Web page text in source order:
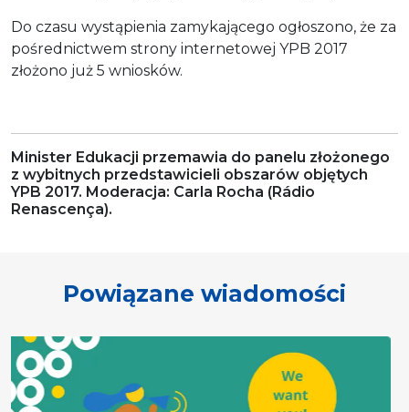
Do czasu wystąpienia zamykającego ogłoszono, że za
pośrednictwem strony internetowej YPB 2017
złożono już 5 wniosków.
Minister Edukacji przemawia do panelu złożonego
z wybitnych przedstawicieli obszarów objętych
YPB 2017. Moderacja: Carla Rocha (Rádio
Renascença).
Powiązane wiadomości